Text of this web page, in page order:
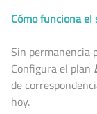
Cómo funciona
Sin permanencia
Configura el plan
de
hoy.